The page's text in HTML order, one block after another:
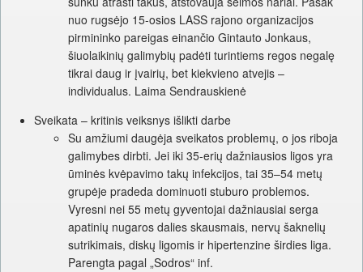
nuo rugsėjo 15-osios LASS rajono organizacijos
pirmininko pareigas einančio Gintauto Jonkaus,
šiuolaikinių galimybių padėti turintiems regos negalę
tikrai daug ir įvairių, bet kiekvieno atvejis –
individualus. Laima Sendrauskienė
Sveikata – kritinis veiksnys išlikti darbe
Su amžiumi daugėja sveikatos problemų, o jos riboja
galimybes dirbti. Jei iki 35-erių dažniausios ligos yra
ūminės kvėpavimo takų infekcijos, tai 35–54 metų
grupėje pradeda dominuoti stuburo problemos.
Vyresni nei 55 metų gyventojai dažniausiai serga
apatinių nugaros dalies skausmais, nervų šaknelių
sutrikimais, diskų ligomis ir hipertenzine širdies liga.
Parengta pagal „Sodros“ inf.